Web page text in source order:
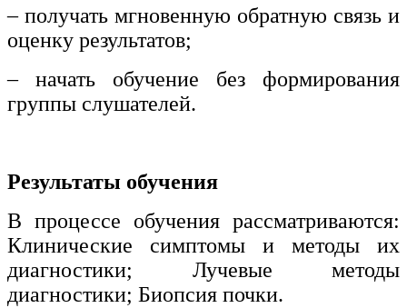
– получать мгновенную обратную связь и
оценку результатов;
– начать обучение без формирования
группы слушателей.
Результаты обучения
В процессе обучения рассматриваются:
Клинические симптомы и методы их
диагностики; Лучевые методы
диагностики; Биопсия почки.